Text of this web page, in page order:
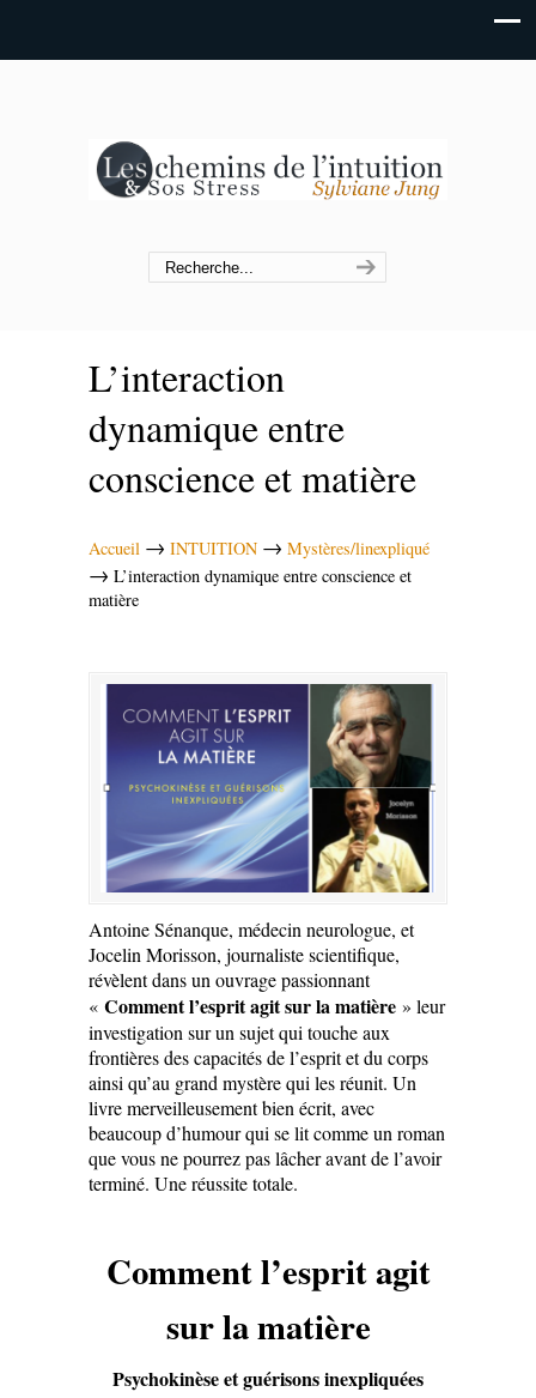
L’interaction
dynamique entre
conscience et matière
Accueil → INTUITION → Mystères/linexpliqué
→ L’interaction dynamique entre conscience et
matière
Antoine Sénanque, médecin neurologue, et
Jocelin Morisson, journaliste scientifique,
révèlent dans un ouvrage passionnant
« Comment l’esprit agit sur la matière » leur
investigation sur un sujet qui touche aux
frontières des capacités de l’esprit et du corps
ainsi qu’au grand mystère qui les réunit. Un
livre merveilleusement bien écrit, avec
beaucoup d’humour qui se lit comme un roman
que vous ne pourrez pas lâcher avant de l’avoir
terminé. Une réussite totale.
Comment l’esprit agit
sur la matière
Psychokinèse et guérisons inexpliquées